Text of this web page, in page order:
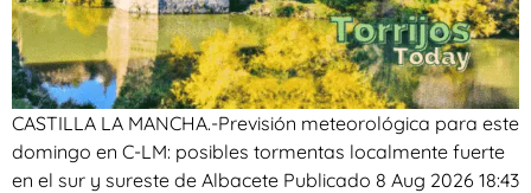
CASTILLA LA MANCHA.-Previsión meteorológica para este
domingo en C-LM: posibles tormentas localmente fuerte
en el sur y sureste de Albacete Publicado 8 Aug 2026 18:43